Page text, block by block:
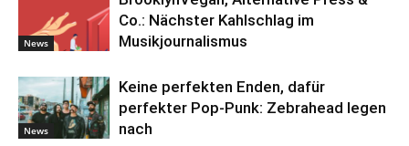
News
Co.: Nächster Kahlschlag im
Musikjournalismus
News
Keine perfekten Enden, dafür
perfekter Pop-Punk: Zebrahead legen
nach